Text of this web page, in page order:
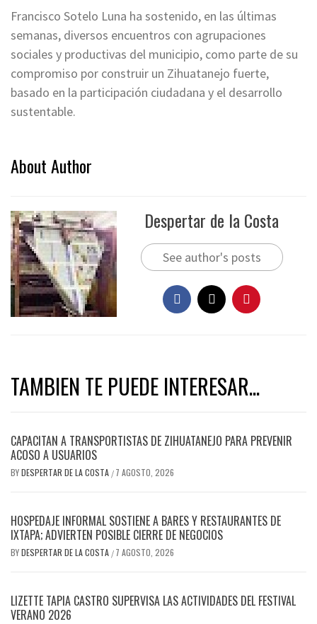
Francisco Sotelo Luna ha sostenido, en las últimas
semanas, diversos encuentros con agrupaciones
sociales y productivas del municipio, como parte de su
compromiso por construir un Zihuatanejo fuerte,
basado en la participación ciudadana y el desarrollo
sustentable.
About Author
Despertar de la Costa
See author's posts
TAMBIEN TE PUEDE INTERESAR...
CAPACITAN A TRANSPORTISTAS DE ZIHUATANEJO PARA PREVENIR
ACOSO A USUARIOS
BYDESPERTAR DE LA COSTA / 7 AGOSTO, 2026
HOSPEDAJE INFORMAL SOSTIENE A BARES Y RESTAURANTES DE
IXTAPA; ADVIERTEN POSIBLE CIERRE DE NEGOCIOS
BYDESPERTAR DE LA COSTA / 7 AGOSTO, 2026
LIZETTE TAPIA CASTRO SUPERVISA LAS ACTIVIDADES DEL FESTIVAL
VERANO 2026